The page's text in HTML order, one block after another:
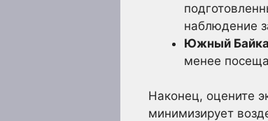
наблюдение
Южный
менее
Наконец, оцените
минимизирует